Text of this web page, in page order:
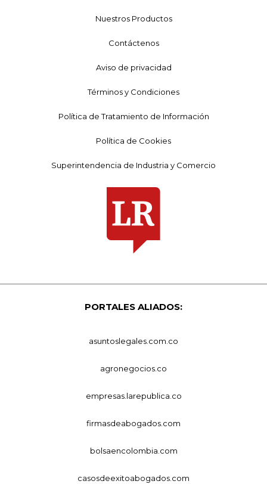
Nuestros Productos
Contáctenos
Aviso de privacidad
Términos y Condiciones
Política de Tratamiento de Información
Política de Cookies
Superintendencia de Industria y Comercio
PORTALES ALIADOS:
asuntoslegales.com.co
agronegocios.co
empresas.larepublica.co
firmasdeabogados.com
bolsaencolombia.com
casosdeexitoabogados.com